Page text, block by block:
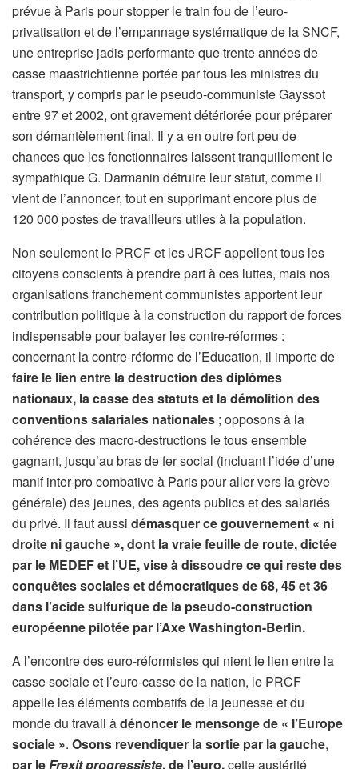
prévue à Paris pour stopper le train fou de l’euro-
privatisation et de l’empannage systématique de la SNCF,
une entreprise jadis performante que trente années de
casse maastrichtienne portée par tous les ministres du
transport, y compris par le pseudo-communiste Gayssot
entre 97 et 2002, ont gravement détériorée pour préparer
son démantèlement final. Il y a en outre fort peu de
chances que les fonctionnaires laissent tranquillement le
sympathique G. Darmanin détruire leur statut, comme il
vient de l’annoncer, tout en supprimant encore plus de
120 000 postes de travailleurs utiles à la population.
Non seulement le PRCF et les JRCF appellent tous les
citoyens conscients à prendre part à ces luttes, mais nos
organisations franchement communistes apportent leur
contribution politique à la construction du rapport de forces
indispensable pour balayer les contre-réformes :
concernant la contre-réforme de l’Education, il importe de
faire le lien entre la destruction des diplômes
nationaux, la casse des statuts et la démolition des
conventions salariales nationales ; opposons à la
cohérence des macro-destructions le tous ensemble
gagnant, jusqu’au bras de fer social (incluant l’idée d’une
manif inter-pro combative à Paris pour aller vers la grève
générale) des jeunes, des agents publics et des salariés
du privé. Il faut aussi démasquer ce gouvernement « ni
droite ni gauche », dont la vraie feuille de route, dictée
par le MEDEF et l’UE, vise à dissoudre ce qui reste des
conquêtes sociales et démocratiques de 68, 45 et 36
dans l’acide sulfurique de la pseudo-construction
européenne pilotée par l’Axe Washington-Berlin.
A l’encontre des euro-réformistes qui nient le lien entre la
casse sociale et l’euro-casse de la nation, le PRCF
appelle les éléments combatifs de la jeunesse et du
monde du travail àdénoncer le mensonge de « l’Europe
sociale ». Osons revendiquer lasortie par la gauche,
par leFrexit progressiste, de l’euro,cette austérité